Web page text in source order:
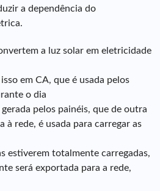
a dependência do
a luz solar em eletricidade
em CA, que é usada pelos
o dia
pelos painéis, que de outra
à rede, é usada para carregar as
estiverem totalmente carregadas,
será exportada para a rede,